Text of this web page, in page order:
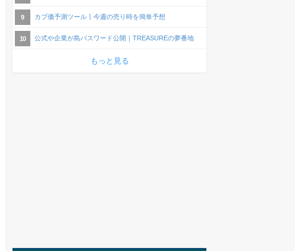
カブ価予測ツール丨今週の売り時を簡単予想
公式や企業が島パスワード公開｜TREASUREの夢番地
もっと見る